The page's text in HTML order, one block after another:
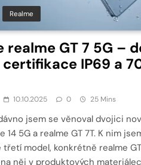
Realme
realme GT 7 5G –
certifikace IP69 a
10.10.2025 0 25 Mins
jsem se věnoval dvojici
14 5G a realme GT 7T. K nim
model, konkrétně realme
něj v produktových